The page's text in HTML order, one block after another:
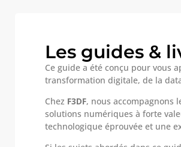
Les guides &
Ce guide a été conçu pour vous
transformation digitale, de la
Chez F3DF, nous accompagnons
solutions numériques à forte
technologique éprouvée et une